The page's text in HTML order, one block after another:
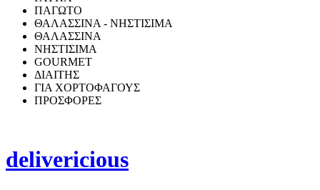
ΠΑΓΩΤΟ
ΘΑΛΑΣΣΙΝΑ - ΝΗΣΤΙΣΙΜΑ
ΘΑΛΑΣΣΙΝΑ
ΝΗΣΤΙΣΙΜΑ
GOURMET
ΔΙΑΙΤΗΣ
ΓΙΑ ΧΟΡΤΟΦΑΓΟΥΣ
ΠΡΟΣΦΟΡΕΣ
delivericious